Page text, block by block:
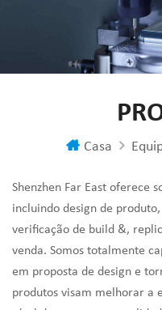
Casa
Shenzhen Far East oferece
incluindo design de
verificação de build &,
venda. Somos totalmente
em proposta de design e
produtos visam melhorar a